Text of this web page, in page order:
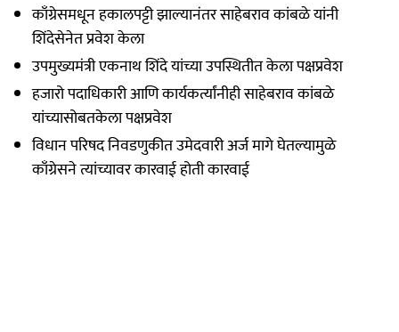
काँग्रेसमधून हकालपट्टी झाल्यानंतर साहेबराव कांबळे यांनी
शिंदेसेनेत प्रवेश केला
उपमुख्यमंत्री एकनाथ शिंदे यांच्या उपस्थितीत केला पक्षप्रवेश
हजारो पदाधिकारी आणि कार्यकर्त्यांनीही साहेबराव कांबळे
यांच्यासोबतकेला पक्षप्रवेश
विधान परिषद निवडणुकीत उमेदवारी अर्ज मागे घेतल्यामुळे
काँग्रेसने त्यांच्यावर कारवाई होती कारवाई